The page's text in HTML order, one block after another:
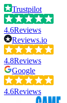
Trustpilot
4.6Reviews
Reviews.io
4.8Reviews
Google
4.6Reviews